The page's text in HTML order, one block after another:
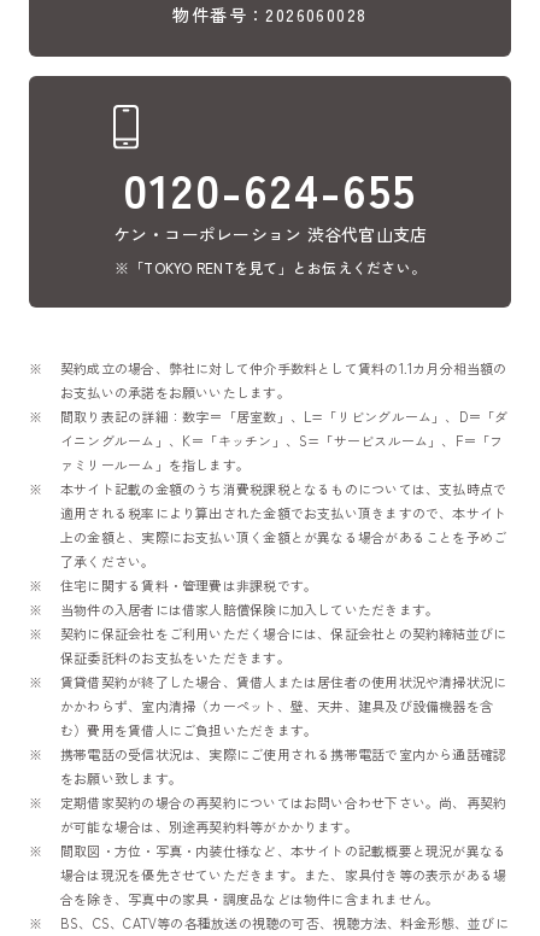
物件番号：2026060028
0120-624-655
ケン・コーポレーション 渋谷代官山支店
※「TOKYO RENTを見て」とお伝えください。
契約成立の場合、弊社に対して仲介手数料として賃料の1.1カ月分相当額の
お支払いの承諾をお願いいたします。
間取り表記の詳細：数字＝「居室数」、L=「リビングルーム」、D＝「ダ
イニングルーム」、K＝「キッチン」、S=「サービスルーム」、F＝「フ
ァミリールーム」を指します。
本サイト記載の金額のうち消費税課税となるものについては、支払時点で
適用される税率により算出された金額でお支払い頂きますので、本サイト
上の金額と、実際にお支払い頂く金額とが異なる場合があることを予めご
了承ください。
住宅に関する賃料・管理費は非課税です。
当物件の入居者には借家人賠償保険に加入していただきます。
契約に保証会社をご利用いただく場合には、保証会社との契約締結並びに
保証委託料のお支払をいただきます。
賃貸借契約が終了した場合、賃借人または居住者の使用状況や清掃状況に
かかわらず、室内清掃（カーペット、壁、天井、建具及び設備機器を含
む）費用を賃借人にご負担いただきます。
携帯電話の受信状況は、実際にご使用される携帯電話で室内から通話確認
をお願い致します。
定期借家契約の場合の再契約についてはお問い合わせ下さい。尚、再契約
が可能な場合は、別途再契約料等がかかります。
間取図・方位・写真・内装仕様など、本サイトの記載概要と現況が異なる
場合は現況を優先させていただきます。また、家具付き等の表示がある場
合を除き、写真中の家具・調度品などは物件に含まれません。
BS、CS、CATV等の各種放送の視聴の可否、視聴方法、料金形態、並びに